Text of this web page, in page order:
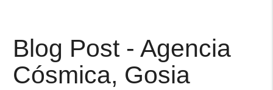
Blog Post - Agencia
Cósmica, Gosia